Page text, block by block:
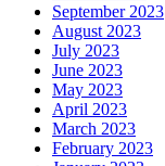
September 2023
August 2023
July 2023
June 2023
May 2023
April 2023
March 2023
February 2023